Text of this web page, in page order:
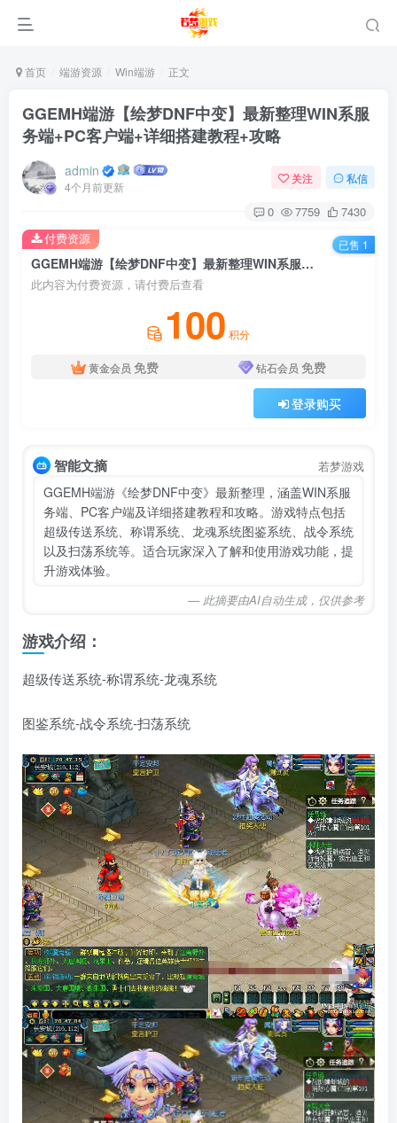
首页 端游资源 Win端游 正文
GGEMH端游【绘梦DNF中变】最新整理WIN系服
务端+PC客户端+详细搭建教程+攻略
admin
4个月前更新
关注 私信
0 7759 7430
GGEMH端游【绘梦DNF中变】最新整理WIN系服务端+PC客户端+详细搭建教程+攻略
此内容为付费资源，请付费后查看
100 积分
黄金会员 免费 钻石会员 免费
登录购买
付费资源 已售 1
智能文摘 若梦游戏
GGEMH端游《绘梦DNF中变》最新整理，涵盖WIN系服
务端、PC客户端及详细搭建教程和攻略。游戏特点包括
超级传送系统、称谓系统、龙魂系统图鉴系统、战令系统
以及扫荡系统等。适合玩家深入了解和使用游戏功能，提
升游戏体验。
— 此摘要由AI自动生成，仅供参考
游戏介绍：
超级传送系统-称谓系统-龙魂系统
图鉴系统-战令系统-扫荡系统